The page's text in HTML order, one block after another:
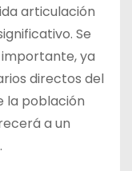
articulación
Se
ya
directos del
la población
a un